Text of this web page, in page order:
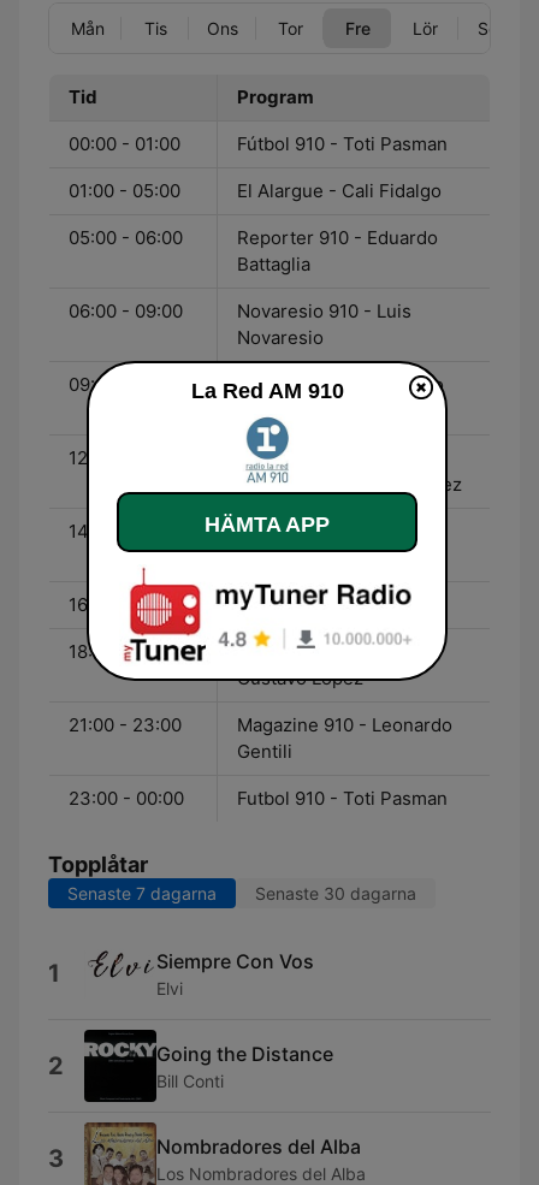
Mån Tis Ons Tor Fre Lör Sön
Tid Program
00:00 - 01:00 Fútbol 910 - Toti Pasman
01:00 - 05:00 El Alargue - Cali Fidalgo
05:00 - 06:00
Reporter 910 - Eduardo
Battaglia
06:00 - 09:00
Novaresio 910 - Luis
Novaresio
09:00 - 12:00
Feinmann 910 - Eduardo
Feinmann
12:00 - 14:00
De Una Otro Buen
Momento - Gustavo López
14:00 - 16:00
Fantino 910 - Alejandro
Fantino
16:00 - 18:00 Viale 910 - Jonatan Viale
18:00 - 21:00
Un Buen Momento -
Gustavo López
21:00 - 23:00
Magazine 910 - Leonardo
Gentili
23:00 - 00:00 Futbol 910 - Toti Pasman
Topplåtar
Senaste 7 dagarna Senaste 30 dagarna
1 Siempre Con Vos
Elvi
2 Going the Distance
Bill Conti
3 Nombradores del Alba
Los Nombradores del Alba
La Red AM 910
HÄMTA APP